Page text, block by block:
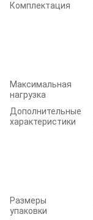
Комплектация
Максимальная
нагрузка
Дополнительные
характеристики
Размеры
упаковки